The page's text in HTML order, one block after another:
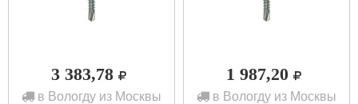
3 383,78
в Вологду из Москвы
1 987,20
в Вологду из Москвы